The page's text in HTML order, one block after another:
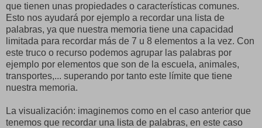
que tienen unas propiedades o características comunes.
Esto nos ayudará por ejemplo a recordar una lista de
palabras, ya que nuestra memoria tiene una capacidad
limitada para recordar más de 7 u 8 elementos a la vez. Con
este truco o recurso podemos agrupar las palabras por
ejemplo por elementos que son de la escuela, animales,
transportes,... superando por tanto este límite que tiene
nuestra memoria.
La visualización: imaginemos como en el caso anterior que
tenemos que recordar una lista de palabras, en este caso